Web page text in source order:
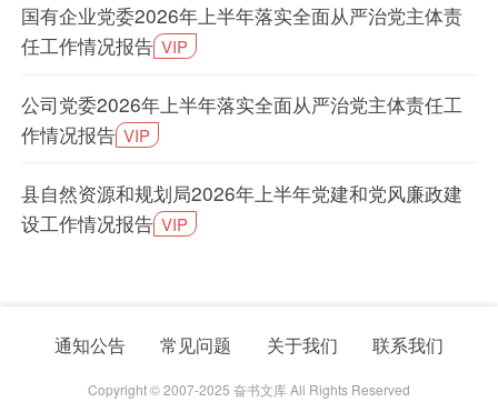
国有企业党委2026年上半年落实全面从严治党主体责
任工作情况报告 VIP
公司党委2026年上半年落实全面从严治党主体责任工
作情况报告 VIP
县自然资源和规划局2026年上半年党建和党风廉政建
设工作情况报告 VIP
通知公告 常见问题 关于我们 联系我们
Copyright © 2007-2025 奋书文库 All Rights Reserved